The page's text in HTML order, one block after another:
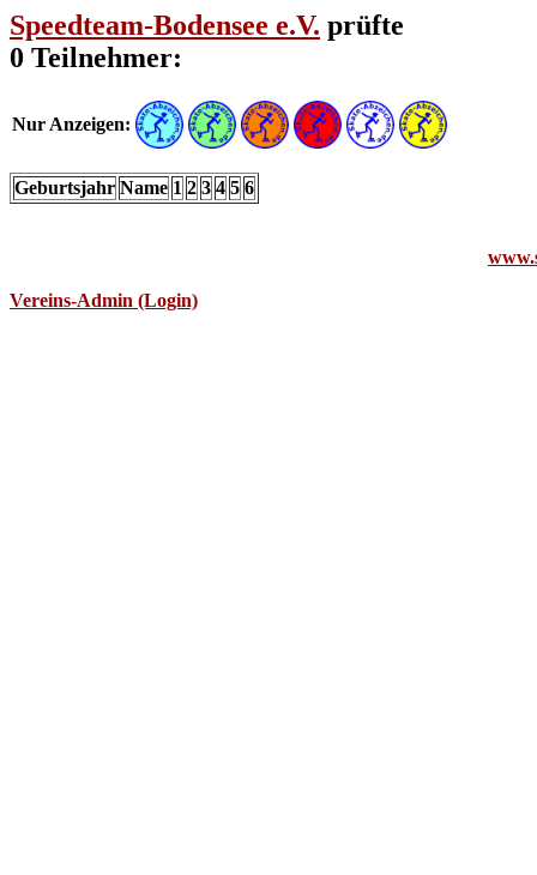
Speedteam-Bodensee e.V. prüfte
0 Teilnehmer:
Nur Anzeigen:
Geburtsjahr Name 1 2 3 4 5 6
Vereins-Admin (Login)